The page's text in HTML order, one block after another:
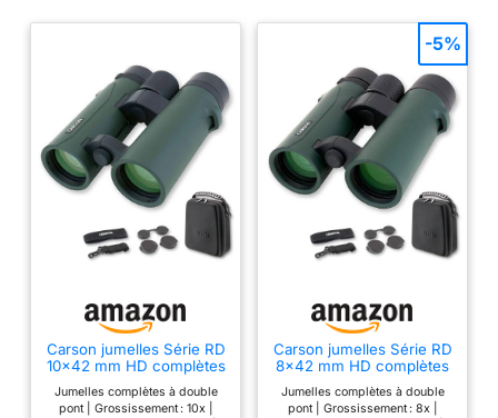
oiseaux, les randonnées,
touristiques, les
voyages, les événements
sportifs, les concerts et
une multitude d’autres
activités Prismes de
qualité BAK-4 et lentilles
multicouches complets
produisent des images
ultra claires et nettes
jumelles sont équipées
d’œilletons extra longues
et basculantes | Peut
être montées sur un
trépied Champ de vision
Carson jumelles Série RD
10x42 mm HD complètes
pont (RD-042) Verte
Jumelles complètes à double
pont | Grossissement : 10x |
Carson jumelles Série RD
8x42 mm HD complètes
pont (RD-842)
Jumelles complètes à double
pont | Grossissement : 8x |
-5%